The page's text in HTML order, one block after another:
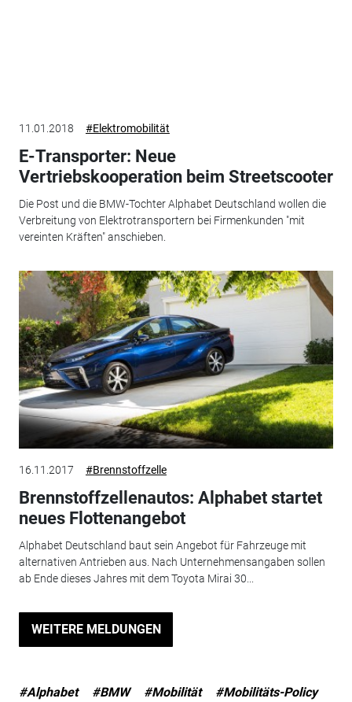
11.01.2018 #Elektromobilität
E-Transporter: Neue
Vertriebskooperation beim Streetscooter
Die Post und die BMW-Tochter Alphabet Deutschland wollen die
Verbreitung von Elektrotransportern bei Firmenkunden "mit
vereinten Kräften" anschieben.
16.11.2017 #Brennstoffzelle
Brennstoffzellenautos: Alphabet startet
neues Flottenangebot
Alphabet Deutschland baut sein Angebot für Fahrzeuge mit
alternativen Antrieben aus. Nach Unternehmensangaben sollen
ab Ende dieses Jahres mit dem Toyota Mirai 30...
WEITERE MELDUNGEN
#Alphabet #BMW #Mobilität #Mobilitäts-Policy